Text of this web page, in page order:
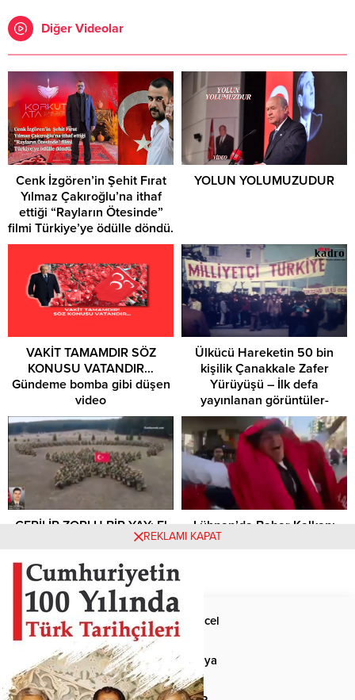
Diğer Videolar
Cenk İzgören’in Şehit Fırat
Yılmaz Çakıroğlu’na ithaf
ettiği “Rayların Ötesinde”
filmi Türkiye’ye ödülle döndü.
YOLUN YOLUMUZUDUR
VAKİT TAMAMDIR SÖZ
KONUSU VATANDIR…
Gündeme bomba gibi düşen
video
Ülkücü Hareketin 50 bin
kişilik Çanakkale Zafer
Yürüyüşü – İlk defa
yayınlanan görüntüler-
GERİLİR ZORLU BİR YAY: El
Bab’da Şehit düşen
Koçoğlu hatırasına
Lübnan’da Bahar Kalkanı
Harekâtı coşkusu
Anasayfa Güncel
Siyaset Dünya
REKLAMI KAPAT